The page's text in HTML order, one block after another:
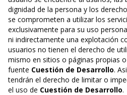
dignidad de la persona y los
se comprometen a utilizar los
exclusivamente para su uso
ni indirectamente una explotación
usuarios no tienen el derecho de
mismo en sitios o páginas propias
fuente Cuestión de Desarrollo.
tendrán el derecho de limitar o
el uso de Cuestión de Desarrollo.